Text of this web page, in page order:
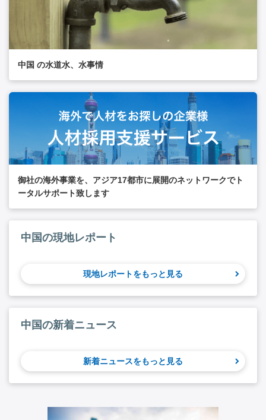
中国 の水道水、水事情
御社の海外事業を、アジア17都市に展開のネットワークでト
ータルサポート致します
中国の現地レポート
現地レポートをもっと見る
中国の新着ニュース
新着ニュースをもっと見る